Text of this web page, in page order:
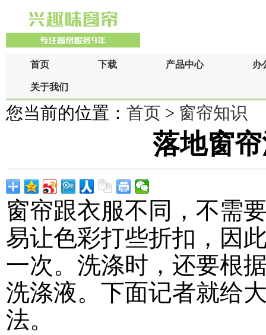
首页 下载 产品中心 办
关于我们
您当前的位置： 首页 > 窗帘知识
落地窗
窗帘跟衣服不同，不需
易让色彩打些折扣，因
一次。洗涤时，还要根
洗涤液。下面记者就给
法。